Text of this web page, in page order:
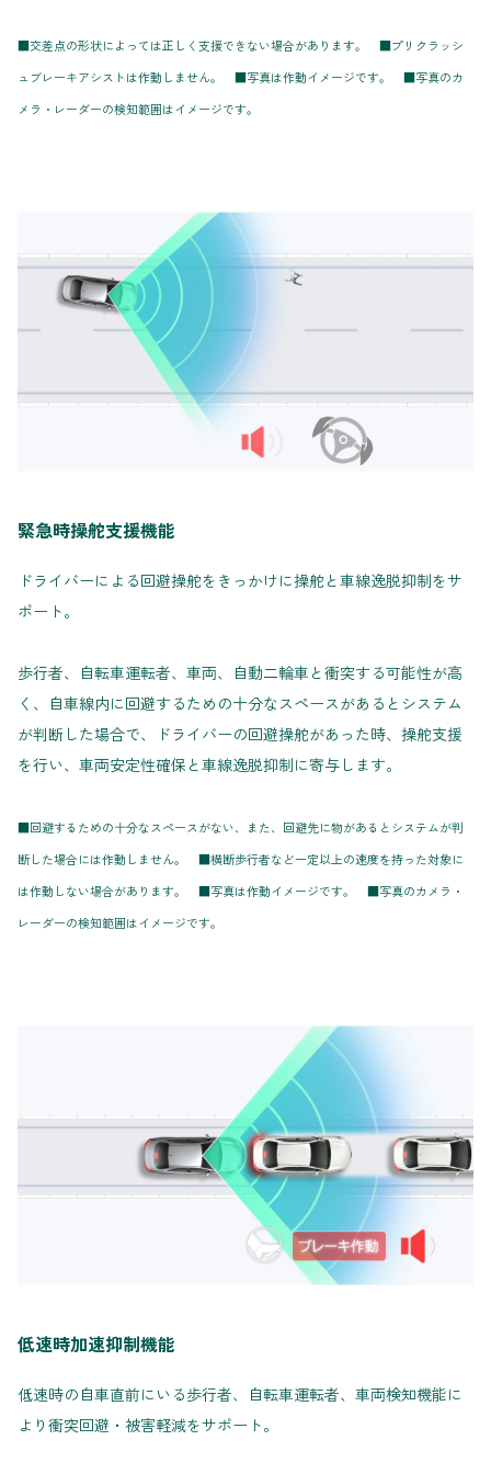
■交差点の形状によっては正しく支援できない場合があります。 ■プリクラッシ
ュブレーキアシストは作動しません。 ■写真は作動イメージです。 ■写真のカ
メラ・レーダーの検知範囲はイメージです。
緊急時操舵支援機能
ドライバーによる回避操舵をきっかけに操舵と車線逸脱抑制をサ
ポート。
歩行者、自転車運転者、車両、自動二輪車と衝突する可能性が高
く、自車線内に回避するための十分なスペースがあるとシステム
が判断した場合で、ドライバーの回避操舵があった時、操舵支援
を行い、車両安定性確保と車線逸脱抑制に寄与します。
■回避するための十分なスペースがない、また、回避先に物があるとシステムが判
断した場合には作動しません。 ■横断歩行者など一定以上の速度を持った対象に
は作動しない場合があります。 ■写真は作動イメージです。 ■写真のカメラ・
レーダーの検知範囲はイメージです。
低速時加速抑制機能
低速時の自車直前にいる歩行者、自転車運転者、車両検知機能に
より衝突回避・被害軽減をサポート。